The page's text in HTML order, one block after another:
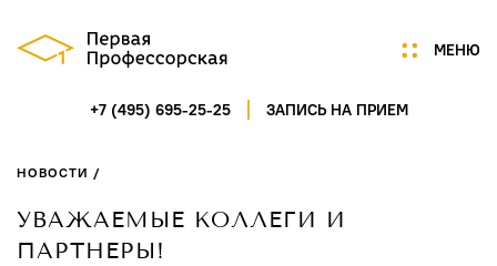
МЕНЮ
+7 (495) 695-25-25 ЗАПИСЬ НА ПРИЕМ
Услуги
НОВОСТИ /
УВАЖАЕМЫЕ КОЛЛЕГИ И
ПАРТНЕРЫ!